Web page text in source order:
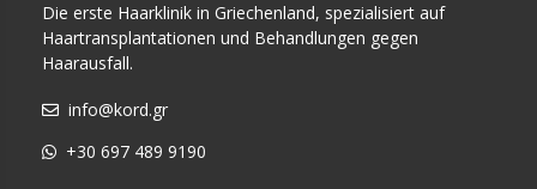
Die erste Haarklinik in Griechenland, spezialisiert auf
Haartransplantationen und Behandlungen gegen
Haarausfall.
info@kord.gr
+30 697 489 9190